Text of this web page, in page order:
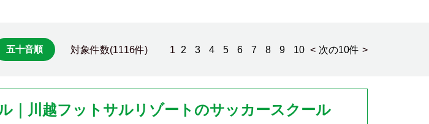
五十音順 対象件数(1116件) 1 2 3 4 5 6 7 8 9 10 < 次の10件 >
｜川越フットサルリゾートのサッカースクール